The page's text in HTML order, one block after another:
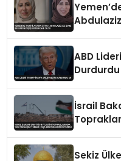
ABD
Durdurdu
İsrail
Sekiz